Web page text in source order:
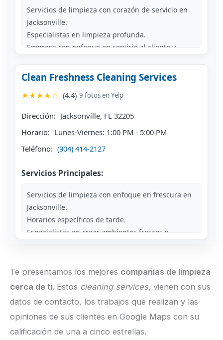
Servicios de limpieza con corazón de servicio en
Jacksonville.
Especialistas en limpieza profunda.
Empresa con enfoque en servicio al cliente y
Clean Freshness Cleaning Services
★★★★☆ (4.4) 9 fotos en Yelp
Dirección: Jacksonville, FL 32205
Horario: Lunes-Viernes: 1:00 PM - 5:00 PM
Teléfono: (904) 414-2127
Servicios Principales:
Servicios de limpieza con enfoque en frescura en
Jacksonville.
Horarios específicos de tarde.
Especialistas en crear ambientes frescos y
Te presentamos los mejores compañías de limpieza
cerca de ti. Estos cleaning services, vienen con sus
datos de contacto, los trabajos que realizan y las
opiniones de sus clientes en Google Maps con su
calificación de una a cinco estrellas.